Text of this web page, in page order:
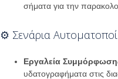
σήματα για την
⚙️ Σενάρια
Εργαλεία
υδατογραφήματα στις